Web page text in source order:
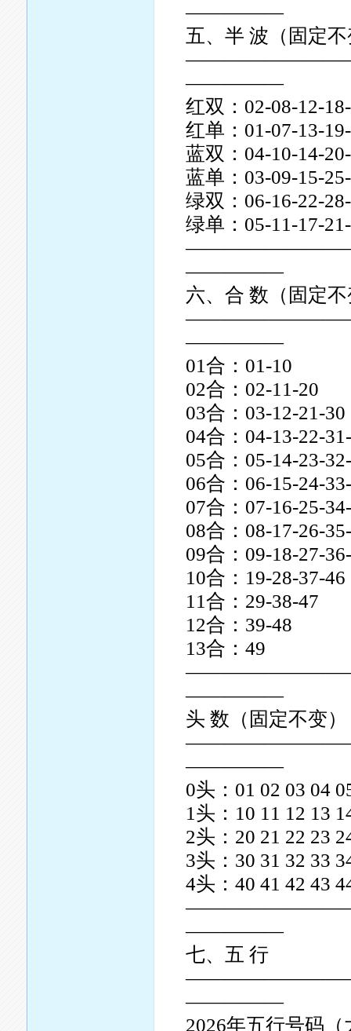
—————
五、半 波（固定
—————
红双：02-08-12-
红单：01-07-13-
蓝双：04-10-14-
蓝单：03-09-15-
绿双：06-16-22-
绿单：05-11-17-
—————
六、合 数（固定
—————
01合：01-10
02合：02-11-20
03合：03-12-21-30
04合：04-13-22-
05合：05-14-23-
06合：06-15-24-
07合：07-16-25-
08合：08-17-26-
09合：09-18-27-
10合：19-28-37-46
11合：29-38-47
12合：39-48
13合：49
—————
头 数（固定不变
—————
0头：01 02 03 04
1头：10 11 12 13
2头：20 21 22 23
3头：30 31 32 33
4头：40 41 42 43
—————
七、五 行
—————
2026年五行号码